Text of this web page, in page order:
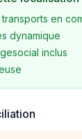
en
dynamique
inclus